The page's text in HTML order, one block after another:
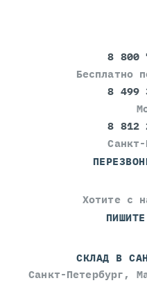
8 800
Бесплатно
8 499
8 812
Санкт-
Хотите с
СКЛАД В
Санкт-Петербург,